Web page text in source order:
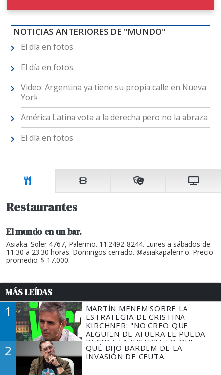
NOTICIAS ANTERIORES DE "MUNDO"
El día en fotos
El día en fotos
Video: Argentina ya tiene su propia calle en Nueva
York
América Latina vota a la derecha pero no la abraza
El día en fotos
Restaurantes
El mundo en un bar.
Asiaka. Soler 4767, Palermo. 11.2492-8244. Lunes a sábados de
11.30 a 23.30 horas. Domingos cerrado. @asiakapalermo. Precio
promedio: $ 17.000.
MÁS LEÍDAS
1
MARTÍN MENEM SOBRE LA
ESTRATEGIA DE CRISTINA
KIRCHNER: "NO CREO QUE
ALGUIEN DE AFUERA LE PUEDA
DECIR A LA JUSTICIA LO QUE
TIENE QUE HACER"
2
QUÉ DIJO BARDEM DE LA
INVASIÓN DE CEUTA